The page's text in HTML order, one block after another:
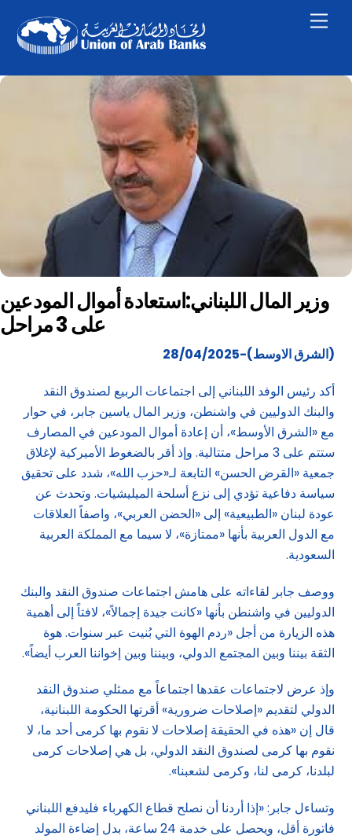
content
وزير المال اللبناني:استعادة أموال المودعين
على 3 مراحل
(الشرق الاوسط)-28/04/2025
أكد رئيس الوفد اللبناني إلى اجتماعات الربيع لصندوق النقد
والبنك الدوليين في واشنطن، وزير المال ياسين جابر، في حوار
مع «الشرق الأوسط»، أن إعادة أموال المودعين في المصارف
ستتم على 3 مراحل متتالية. وإذ أقر بالضغوط الأميركية لإغلاق
جمعية «القرض الحسن» التابعة لـ«حزب الله»، شدد على تحقيق
سياسة دفاعية تؤدي إلى نزع أسلحة الميليشيات. وتحدث عن
عودة لبنان «الطبيعية» إلى «الحضن العربي»، واصفاً العلاقات
مع الدول العربية بأنها «ممتازة»، لا سيما مع المملكة العربية
السعودية.
ووصف جابر لقاءاته على هامش اجتماعات صندوق النقد والبنك
الدوليين في واشنطن بأنها «كانت جيدة إجمالاً»، لافتاً إلى أهمية
هذه الزيارة من أجل «ردم الهوة التي بُنيت عبر سنوات. هوة
الثقة بيننا وبين المجتمع الدولي، وبيننا وبين إخواننا العرب أيضاً».
وإذ عرض لاجتماعات عقدها اجتماعاً مع ممثلي صندوق النقد
الدولي لتقديم «إصلاحات ضرورية» أقرتها الحكومة اللبنانية،
قال إن «هذه في الحقيقة إصلاحات لا نقوم بها كرمى أحد ما، لا
نقوم بها كرمى لصندوق النقد الدولي، بل هي إصلاحات كرمى
لبلدنا، كرمى لنا، وكرمى لشعبنا».
وتساءل جابر: «إذا أردنا أن نصلح قطاع الكهرباء فليدفع اللبناني
فاتورة أقل، ويحصل على خدمة 24 ساعة، بدل إضاءة المولد